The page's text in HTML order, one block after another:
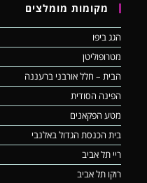
מקומות מומלצים
הגג ביפו
מטרופוליטן
הבית – חלל אורבני ברעננה
הפינה הסודית
מטע הפקאנים
בית הכנסת הגדול באלנבי
ריי תל אביב
רוקו תל אביב